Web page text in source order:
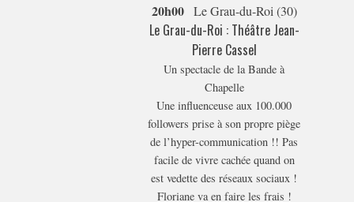
20h00 Le Grau-du-Roi (30)
Le Grau-du-Roi : Théâtre Jean-
Pierre Cassel
Un spectacle de la Bande à
Chapelle
Une influenceuse aux 100.000
followers prise à son propre piège
de l’hyper-communication !! Pas
facile de vivre cachée quand on
est vedette des réseaux sociaux !
Floriane va en faire les frais !